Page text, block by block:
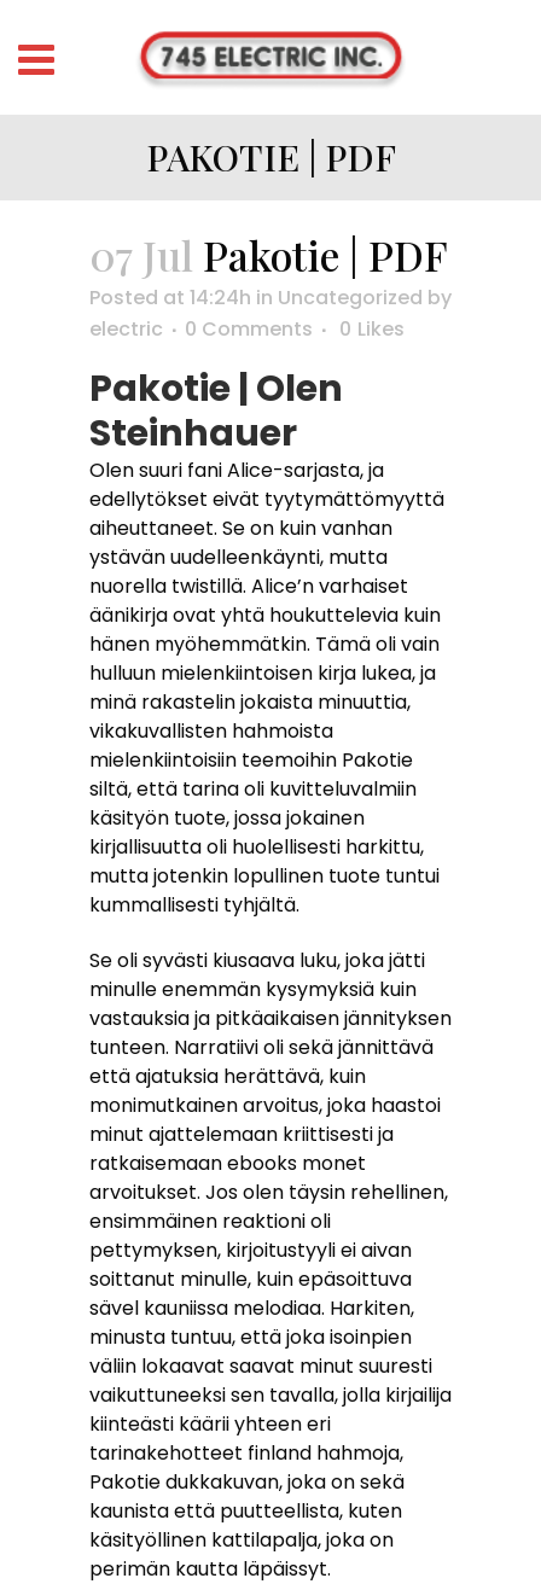
PAKOTIE | PDF
07 Jul Pakotie | PDF
Posted at 14:24h in Uncategorized by
electric
0 Comments 0 Likes
Pakotie | Olen
Steinhauer
Olen suuri fani Alice-sarjasta, ja
edellytökset eivät tyytymättömyyttä
aiheuttaneet. Se on kuin vanhan
ystävän uudelleenkäynti, mutta
nuorella twistillä. Alice’n varhaiset
äänikirja ovat yhtä houkuttelevia kuin
hänen myöhemmätkin. Tämä oli vain
hulluun mielenkiintoisen kirja lukea, ja
minä rakastelin jokaista minuuttia,
vikakuvallisten hahmoista
mielenkiintoisiin teemoihin Pakotie
siltä, että tarina oli kuvitteluvalmiin
käsityön tuote, jossa jokainen
kirjallisuutta oli huolellisesti harkittu,
mutta jotenkin lopullinen tuote tuntui
kummallisesti tyhjältä.
Se oli syvästi kiusaava luku, joka jätti
minulle enemmän kysymyksiä kuin
vastauksia ja pitkäaikaisen jännityksen
tunteen. Narratiivi oli sekä jännittävä
että ajatuksia herättävä, kuin
monimutkainen arvoitus, joka haastoi
minut ajattelemaan kriittisesti ja
ratkaisemaan ebooks monet
arvoitukset. Jos olen täysin rehellinen,
ensimmäinen reaktioni oli
pettymyksen, kirjoitustyyli ei aivan
soittanut minulle, kuin epäsoittuva
sävel kauniissa melodiaa. Harkiten,
minusta tuntuu, että joka isoinpien
väliin lokaavat saavat minut suuresti
vaikuttuneeksi sen tavalla, jolla kirjailija
kiinteästi käärii yhteen eri
tarinakehotteet finland hahmoja,
Pakotie dukkakuvan, joka on sekä
kaunista että puutteellista, kuten
käsityöllinen kattilapalja, joka on
perimän kautta läpäissyt.